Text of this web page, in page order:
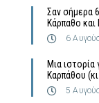
Σαν σήμερα
Κάρπαθο
6
Μια ιστορία
Καρπάθου
5